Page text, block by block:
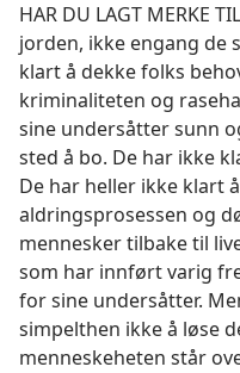
HAR DU LAGT MERKE
jorden, ikke engang de
klart å dekke folks
kriminaliteten og
sine undersåtter sunn
sted å bo. De har ikke
De har heller ikke klart
aldringsprosessen og
mennesker tilbake til
som har innført varig
for sine undersåtter.
simpelthen ikke å løse
menneskeheten står